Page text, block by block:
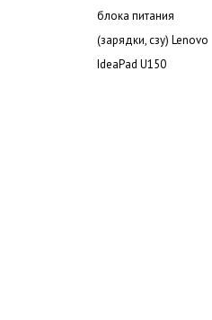
блока питания
(зарядки, сзу) Lenovo
IdeaPad U150